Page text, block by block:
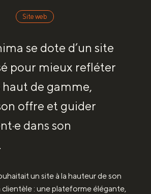
Site web
se dote d’un site
pour mieux refléter
de gamme,
offre et guider
dans son
un site à la hauteur de son
clientèle : une plateforme élégante,